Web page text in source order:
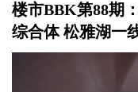
楼市BBK第88期
综合体 松雅湖一